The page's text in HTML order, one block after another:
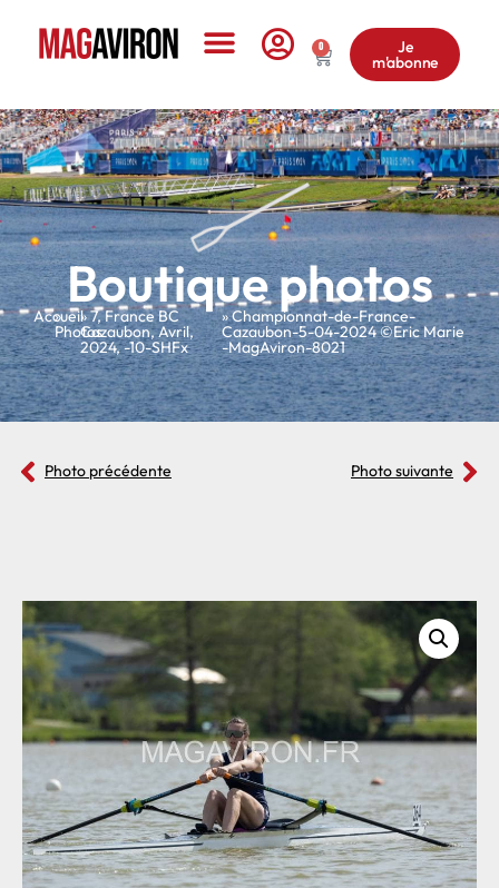
0 Je
m'abonne
Boutique photos
Accueil
»
Photos
»7,France BC
Cazaubon,Avril,
2024,-10-SHFx
» Championnat-de-France-
Cazaubon-5-04-2024 ©Eric Marie
-MagAviron-8021
Photo précédente Photo suivante